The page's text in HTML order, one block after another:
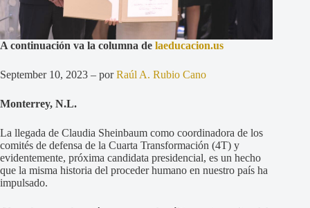
A continuación va la columna de laeducacion.us
September 10, 2023 – porRaúl A. Rubio Cano
Monterrey, N.L.
La llegada de Claudia Sheinbaum como coordinadora de los
comités de defensa de la Cuarta Transformación (4T) y
evidentemente, próxima candidata presidencial, es un hecho
que la misma historia del proceder humano en nuestro país ha
impulsado.